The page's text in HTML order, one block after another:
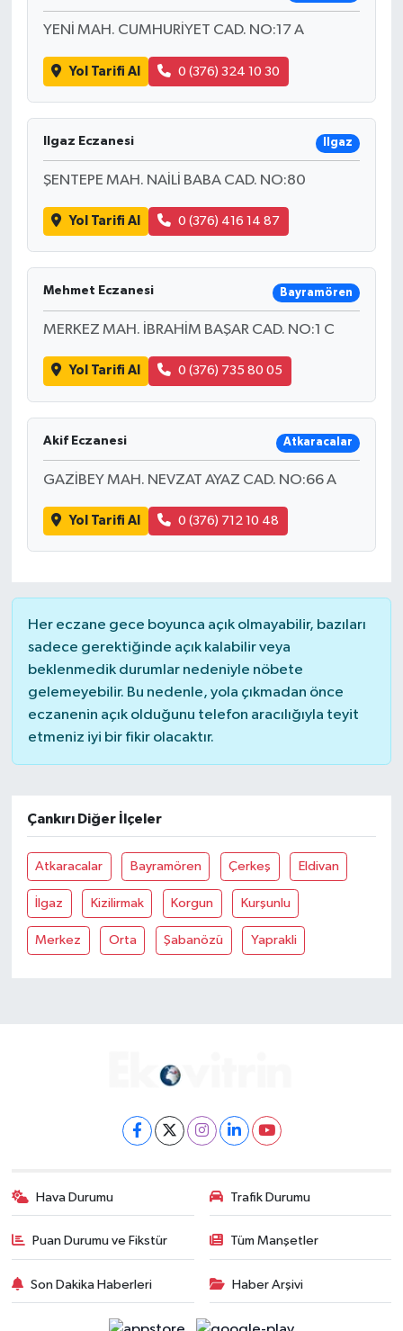
YENİ MAH. CUMHURİYET CAD. NO:17 A
Yol Tarifi Al 0 (376) 324 10 30
Ilgaz Eczanesi Ilgaz
ŞENTEPE MAH. NAİLİ BABA CAD. NO:80
Yol Tarifi Al 0 (376) 416 14 87
Mehmet Eczanesi Bayramören
MERKEZ MAH. İBRAHİM BAŞAR CAD. NO:1 C
Yol Tarifi Al 0 (376) 735 80 05
Akif Eczanesi Atkaracalar
GAZİBEY MAH. NEVZAT AYAZ CAD. NO:66 A
Yol Tarifi Al 0 (376) 712 10 48
Her eczane gece boyunca açık olmayabilir, bazıları
sadece gerektiğinde açık kalabilir veya
beklenmedik durumlar nedeniyle nöbete
gelemeyebilir. Bu nedenle, yola çıkmadan önce
eczanenin açık olduğunu telefon aracılığıyla teyit
etmeniz iyi bir fikir olacaktır.
Çankırı Diğer İlçeler
Atkaracalar Bayramören Çerkeş Eldivan
İlgaz Kizilirmak Korgun Kurşunlu
Merkez Orta Şabanözü Yaprakli
Hava Durumu Trafik Durumu
Puan Durumu ve Fikstür Tüm Manşetler
Son Dakika Haberleri Haber Arşivi